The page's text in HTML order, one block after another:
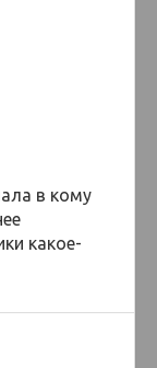
в кому
какое-